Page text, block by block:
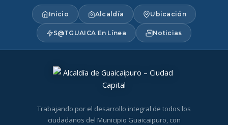
Inicio Alcaldía Ubicación
S@TGUAICA En Línea Noticias
Trabajando por el desarrollo integral de todos los
ciudadanos del Municipio Guaicaipuro, con